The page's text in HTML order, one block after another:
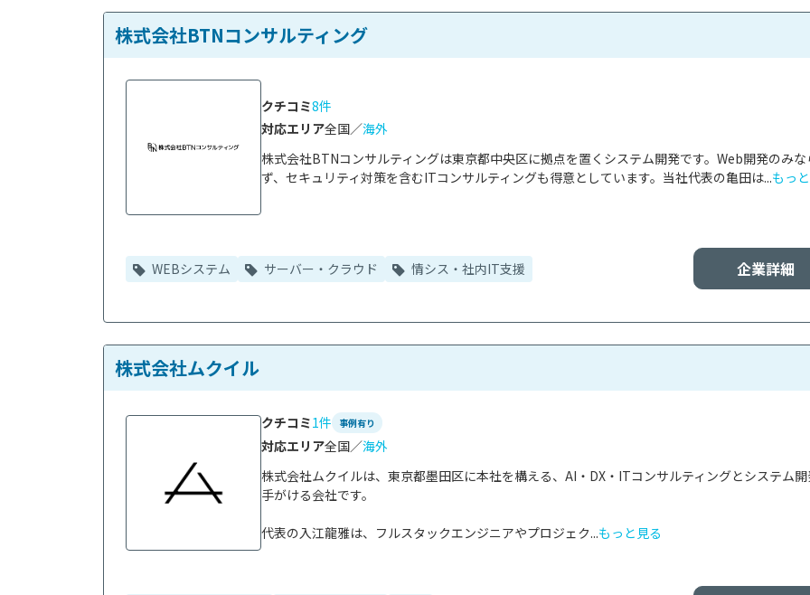
株式会社BTNコンサルティング
株式会社BTNコンサルティングは東京都中央区に拠点を置くシステム開発です。Web開発のみな
ず、セキュリティ対策を含むITコンサルティングも得意としています。当社代表の亀田は...もっ
クチコミ8件
対応エリア全国／海外
企業詳細
WEBシステム サーバー・クラウド 情シス・社内IT支援
株式会社ムクイル
株式会社ムクイルは、東京都墨田区に本社を構える、AI・DX・ITコンサルティングとシステム
手がける会社です。
代表の入江龍雅は、フルスタックエンジニアやプロジェク...もっと見る
クチコミ1件 事例有り
対応エリア全国／海外